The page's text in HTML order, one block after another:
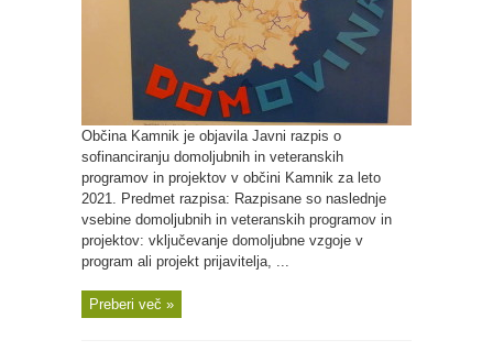
Občina Kamnik je objavila Javni razpis o
sofinanciranju domoljubnih in veteranskih
programov in projektov v občini Kamnik za leto
2021. Predmet razpisa: Razpisane so naslednje
vsebine domoljubnih in veteranskih programov in
projektov: vključevanje domoljubne vzgoje v
program ali projekt prijavitelja, ...
Preberi več »